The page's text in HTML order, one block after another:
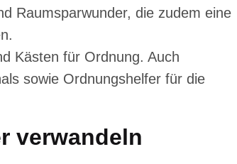
Raumsparwunder, die zudem eine
Kästen für Ordnung. Auch
sowie Ordnungshelfer für die
verwandeln